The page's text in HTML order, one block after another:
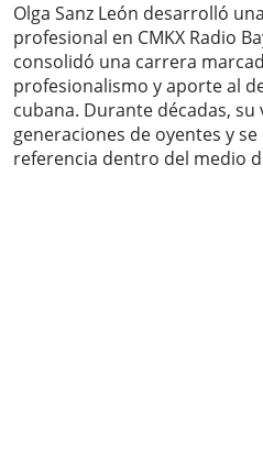
Olga Sanz León desarrolló
profesional en CMKX Radio
consolidó una carrera
profesionalismo y aporte al
cubana. Durante décadas, su
generaciones de oyentes y
referencia dentro del medio